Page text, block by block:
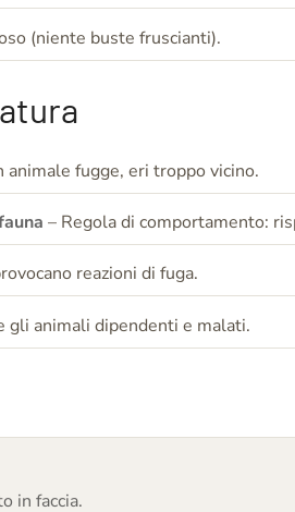
(niente buste fruscianti).
fugge, eri troppo vicino.
– Regola di comportamento:
reazioni di fuga.
gli animali dipendenti e malati.
in faccia.